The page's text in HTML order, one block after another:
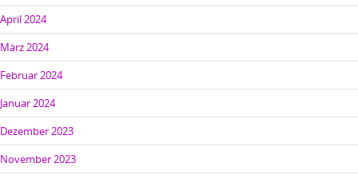
April 2024
März 2024
Februar 2024
Januar 2024
Dezember 2023
November 2023